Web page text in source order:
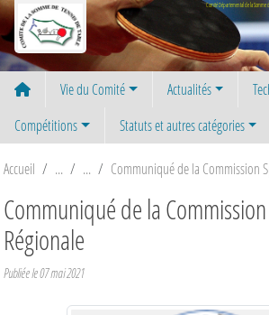
Comité Départemental de la Somme
Vie du Comité Actualités
Compétitions
Statuts et autres catégories
Accueil Communiqué de la Commission
Communiqué de la
Régionale
Publiée le07 mai 2021
Panneau de gestion des cookies